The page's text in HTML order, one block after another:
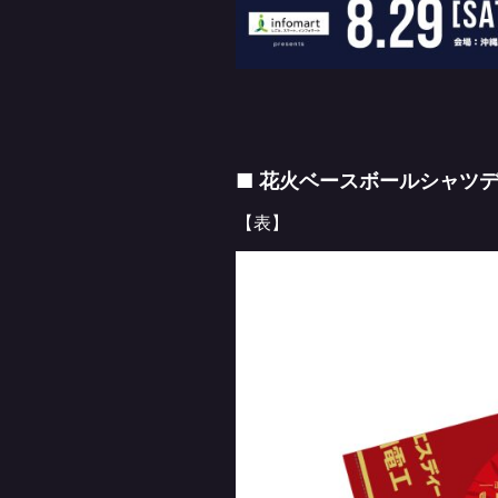
■ 花火ベースボールシャツ
【表】